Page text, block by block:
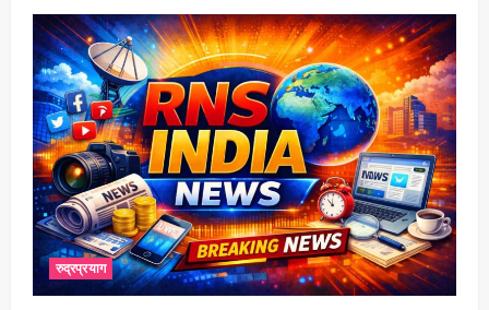
रुद्रप्रयाग